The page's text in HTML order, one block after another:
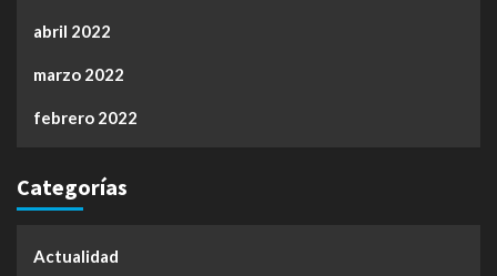
abril 2022
marzo 2022
febrero 2022
Categorías
Actualidad